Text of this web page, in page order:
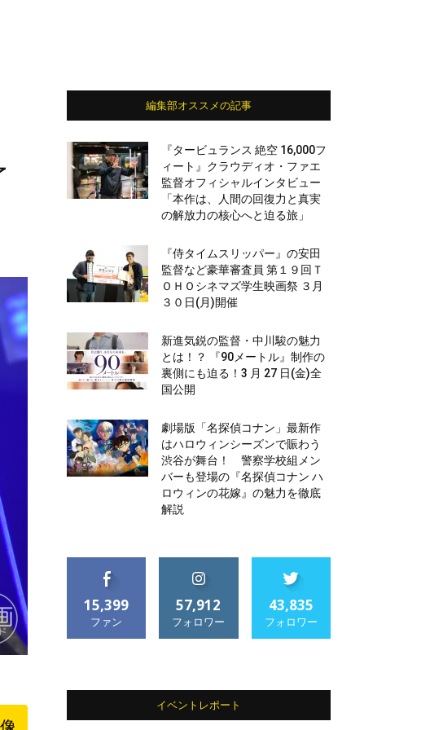
編集部オススメの記事
『タービュランス 絶空 16,000フ
ィート』クラウディオ・ファエ
監督オフィシャルインタビュー
「本作は、人間の回復力と真実
の解放力の核心へと迫る旅」
『侍タイムスリッパー』の安田
監督など豪華審査員 第１９回Ｔ
ＯＨＯシネマズ学生映画祭 ３月
３０日(月)開催
新進気鋭の監督・中川駿の魅力
とは！？ 『90メートル』制作の
裏側にも迫る！3 月 27 日(金)全
国公開
劇場版「名探偵コナン」最新作
はハロウィンシーズンで賑わう
渋谷が舞台！ 警察学校組メン
バーも登場の『名探偵コナン ハ
ロウィンの花嫁』の魅力を徹底
解説
15,399
ファン
57,912
フォロワー
43,835
フォロワー
イベントレポート